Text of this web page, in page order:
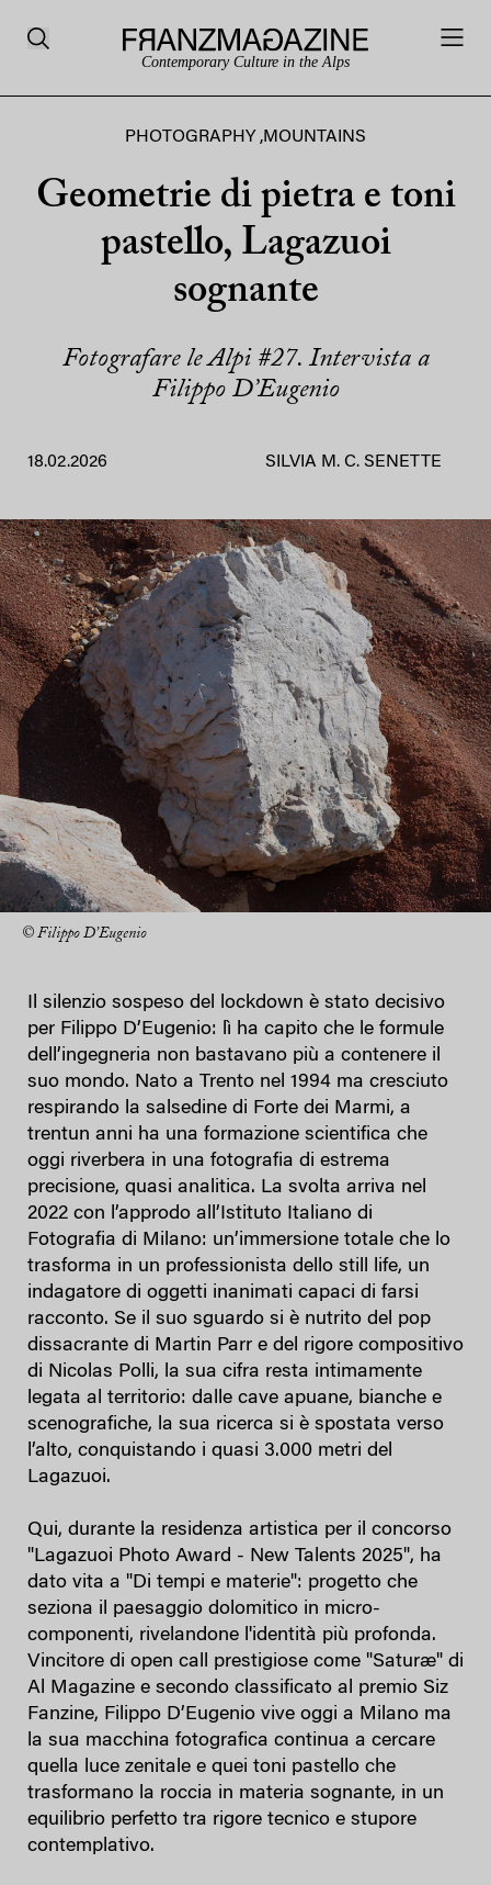
Contemporary Culture in the Alps
PHOTOGRAPHY ,MOUNTAINS
Geometrie di pietra e toni
pastello, Lagazuoi
sognante
Fotografare le Alpi #27. Intervista a
Filippo D’Eugenio
18.02.2026 SILVIA M. C. SENETTE
© Filippo D’Eugenio
Il silenzio sospeso del lockdown è stato decisivo
per Filippo D’Eugenio: lì ha capito che le formule
dell’ingegneria non bastavano più a contenere il
suo mondo. Nato a Trento nel 1994 ma cresciuto
respirando la salsedine di Forte dei Marmi, a
trentun anni ha una formazione scientifica che
oggi riverbera in una fotografia di estrema
precisione, quasi analitica. La svolta arriva nel
2022 con l’approdo all’Istituto Italiano di
Fotografia di Milano: un’immersione totale che lo
trasforma in un professionista dello still life, un
indagatore di oggetti inanimati capaci di farsi
racconto. Se il suo sguardo si è nutrito del pop
dissacrante di Martin Parr e del rigore compositivo
di Nicolas Polli, la sua cifra resta intimamente
legata al territorio: dalle cave apuane, bianche e
scenografiche, la sua ricerca si è spostata verso
l’alto, conquistando i quasi 3.000 metri del
Lagazuoi.
Qui, durante la residenza artistica per il concorso
"Lagazuoi Photo Award - New Talents 2025", ha
dato vita a "Di tempi e materie": progetto che
seziona il paesaggio dolomitico in micro-
componenti, rivelandone l'identità più profonda.
Vincitore di open call prestigiose come "Saturæ" di
Al Magazine e secondo classificato al premio Siz
Fanzine, Filippo D’Eugenio vive oggi a Milano ma
la sua macchina fotografica continua a cercare
quella luce zenitale e quei toni pastello che
trasformano la roccia in materia sognante, in un
equilibrio perfetto tra rigore tecnico e stupore
contemplativo.